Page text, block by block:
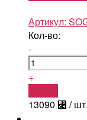
Артикул:
Кол-во:
-
+
13090 ⃄ / шт.